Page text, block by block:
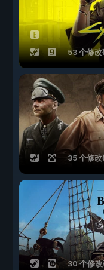
53 个修改
35 个修改
30 个修